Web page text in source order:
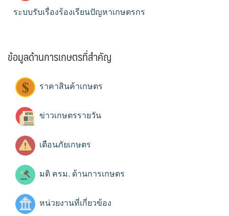
ระบบรับเรื่องร้องเรียนปัญหาเกษตรกร
ข้อมูลด้านการเกษตรที่สำคัญ
ราคาสินค้าเกษตร
ข่าวเกษตรรายวัน
เตือนภัยเกษตร
มติ ครม. ด้านการเกษตร
หน่วยงานที่เกี่ยวข้อง